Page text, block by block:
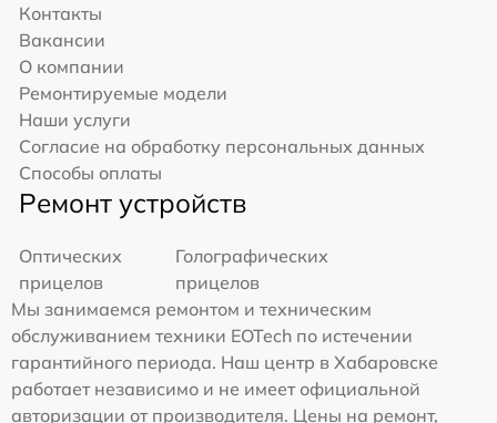
Контакты
Вакансии
О компании
Ремонтируемые модели
Наши услуги
Согласие на обработку персональных данных
Способы оплаты
Ремонт устройств
Оптических
прицелов
Голографических
прицелов
Мы занимаемся ремонтом и техническим
обслуживанием техники EOTech по истечении
гарантийного периода. Наш центр в Хабаровске
работает независимо и не имеет официальной
авторизации от производителя. Цены на ремонт,